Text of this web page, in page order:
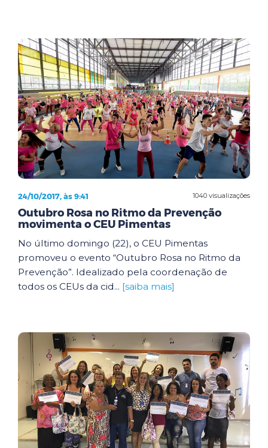
1040 visualizações
24/10/2017, às 9:41
Outubro Rosa no Ritmo da Prevenção
movimenta o CEU Pimentas
No último domingo (22), o CEU Pimentas
promoveu o evento “Outubro Rosa no Ritmo da
Prevenção”. Idealizado pela coordenação de
todos os CEUs da cid... [saiba mais]